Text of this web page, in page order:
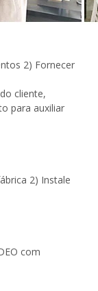
2) Fornecer
cliente,
para auxiliar
2) Instale
com